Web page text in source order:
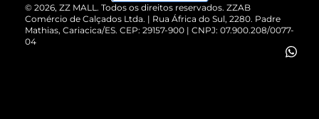
Cartão Presente
Vendas Corporativas
© 2026, ZZ MALL. Todos os direitos reservados. ZZAB
Comércio de Calçados Ltda. | Rua África do Sul, 2280. Padre
Mathias, Cariacica/ES. CEP: 29157-900 | CNPJ: 07.900.208/0077-
04